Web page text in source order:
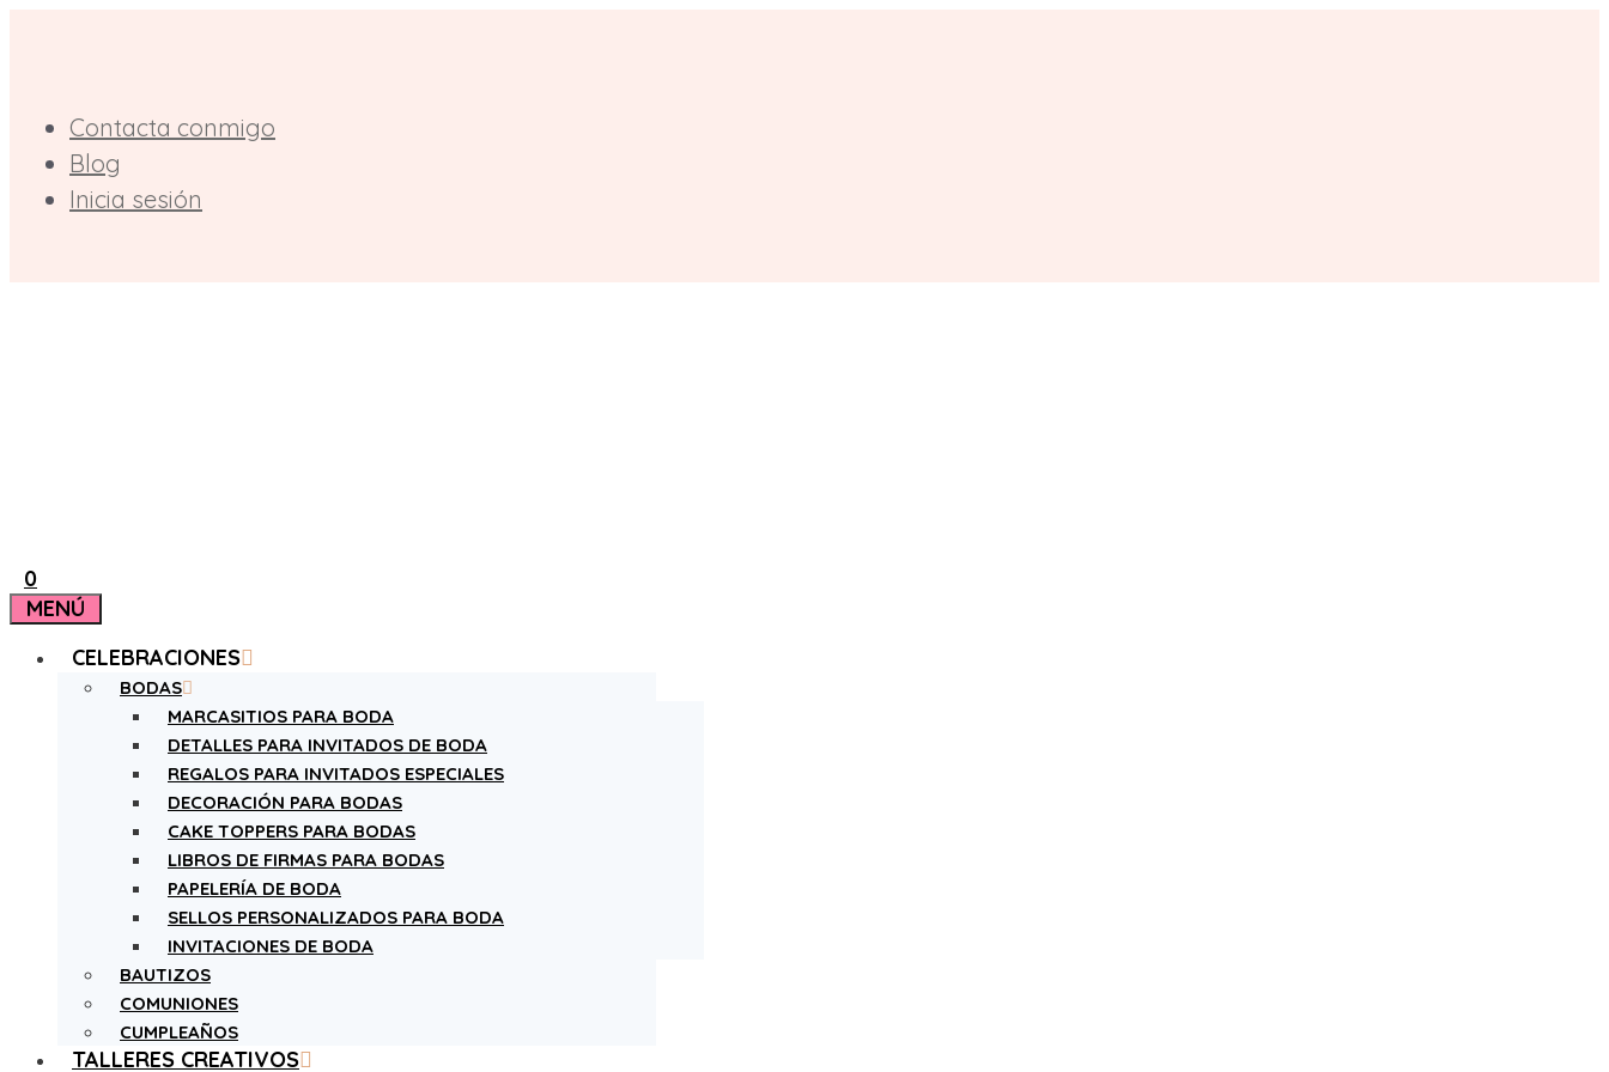
Contacta conmigo
Blog
Inicia sesión
0
MENÚ
CELEBRACIONES
BODAS
MARCASITIOS PARA BODA
DETALLES PARA INVITADOS DE BODA
REGALOS PARA INVITADOS ESPECIALES
DECORACIÓN PARA BODAS
CAKE TOPPERS PARA BODAS
LIBROS DE FIRMAS PARA BODAS
PAPELERÍA DE BODA
SELLOS PERSONALIZADOS PARA BODA
INVITACIONES DE BODA
BAUTIZOS
COMUNIONES
CUMPLEAÑOS
TALLERES CREATIVOS